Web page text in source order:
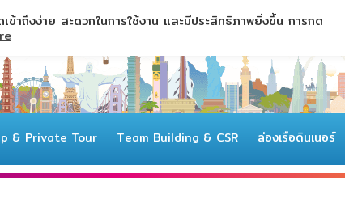
& Private Tour Team Building & CSR ล่องเรือดินเนอร์
ข้าถึงง่าย สะดวกในการใช้งาน และมีประสิทธิภาพยิ่งขึ้น การกด